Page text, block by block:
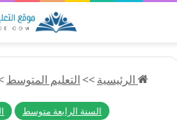
الرئيسية>>التعليم المتوسط
السنة الرابعة متوسط